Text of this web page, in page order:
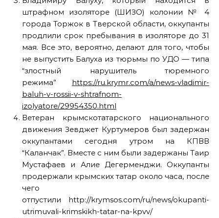
штрафном изоляторе (ШИЗО) колонии № 4
города Торжок в Тверской области, оккупанты
продлили срок пребывания в изоляторе до 31
мая. Все это, вероятно, делают для того, чтобы
не выпустить Балуха из тюрьмы по УДО — типа
“злостный нарушитель тюремного
режима” https://ru.krymr.com/a/news-vladimir-
baluh-v-rossii-v-shtrafnom-
izolyatore/29954350.html
Ветеран крымскотатарского национального
движения Зевджет Куртумеров был задержан
оккупантами сегодня утром на КПВВ
“Каланчак”. Вместе с ним были задержаны Таир
Мустафаев и Алие Дегерменджи. Оккупанты
продержали крымских татар около часа, после
чего
отпустили http://krymsos.com/ru/news/okupanti-
utrimuvali-krimskikh-tatar-na-kpvv/